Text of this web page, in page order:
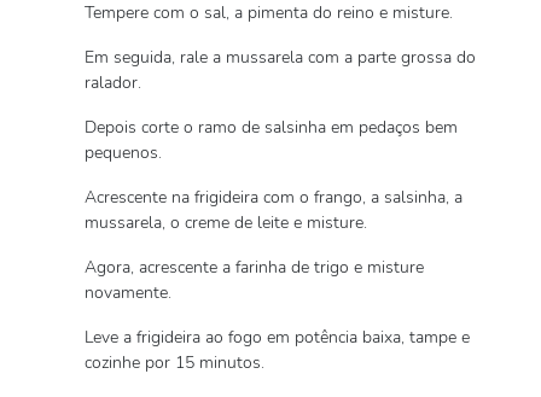
Tempere com o sal, a pimenta do reino e misture.
Em seguida, rale a mussarela com a parte grossa do
ralador.
Depois corte o ramo de salsinha em pedaços bem
pequenos.
Acrescente na frigideira com o frango, a salsinha, a
mussarela, o creme de leite e misture.
Agora, acrescente a farinha de trigo e misture
novamente.
Leve a frigideira ao fogo em potência baixa, tampe e
cozinhe por 15 minutos.